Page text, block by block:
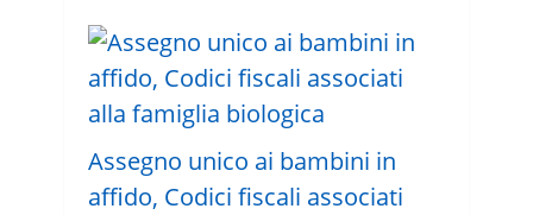
Assegno unico ai bambini in
affido, Codici fiscali associati